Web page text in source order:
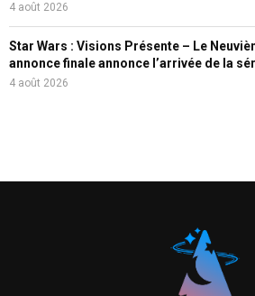
4 août 2026
Star Wars : Visions Présente – Le
annonce finale annonce l’arrivée de la
4 août 2026